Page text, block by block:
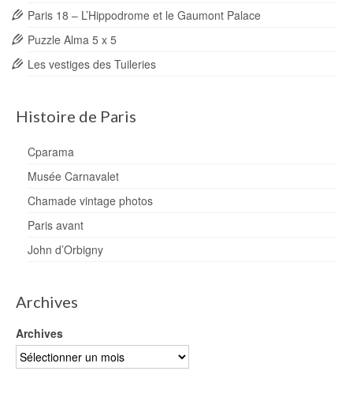
Paris 18 – L’Hippodrome et le Gaumont Palace
Puzzle Alma 5 x 5
Les vestiges des Tuileries
Histoire de Paris
Cparama
Musée Carnavalet
Chamade vintage photos
Paris avant
John d’Orbigny
Archives
Archives